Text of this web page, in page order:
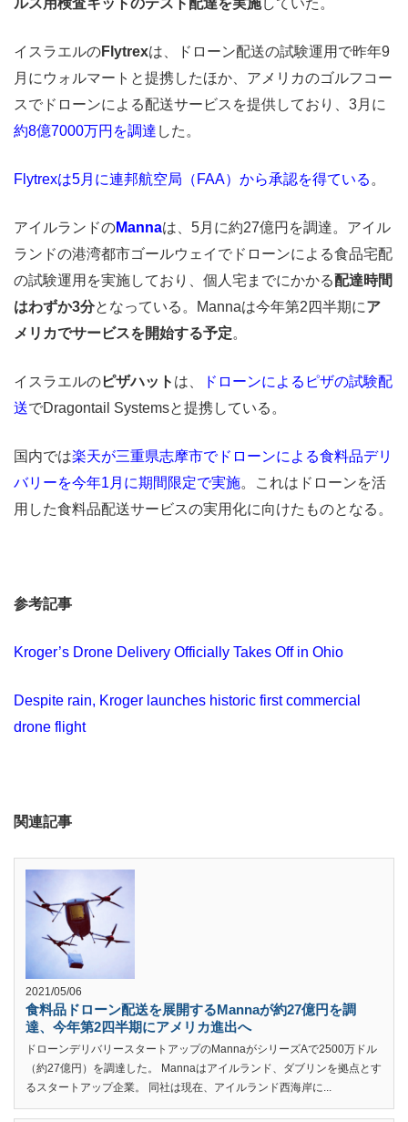
ルス用検査キットのテスト配達を実施していた。
イスラエルのFlytrexは、ドローン配送の試験運用で昨年9
月にウォルマートと提携したほか、アメリカのゴルフコー
スでドローンによる配送サービスを提供しており、3月に
約8億7000万円を調達 した。
Flytrexは5月に連邦航空局（FAA）から承認を得ている 。
アイルランドのMannaは、5月に約27億円を調達。アイル
ランドの港湾都市ゴールウェイでドローンによる食品宅配
の試験運用を実施しており、個人宅までにかかる配達時間
はわずか3分となっている。Mannaは今年第2四半期にア
メリカでサービスを開始する予定。
イスラエルのピザハット は、
ドローンによるピザの試験配
送でDragontail Systemsと提携している。
国内では楽天が三重県志摩市でドローンによる食料品デリ
バリーを今年1月に期間限定で実施。これはドローンを活
用した食料品配送サービスの実用化に向けたものとなる。
参考記事
Kroger’s Drone Delivery Officially Takes Off in Ohio
Despite rain, Kroger launches historic first commercial
drone flight
関連記事
2021/05/06
食料品ドローン配送を展開するMannaが約27億円を調
達、今年第2四半期にアメリカ進出へ
ドローンデリバリースタートアップのMannaがシリーズAで2500万ドル
（約27億円）を調達した。 Mannaはアイルランド、ダブリンを拠点とす
るスタートアップ企業。 同社は現在、アイルランド西海岸に...